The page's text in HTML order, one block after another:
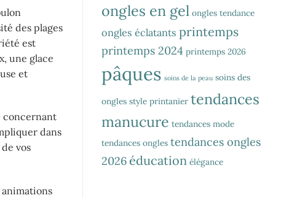
des plages
est
une glace
et
concernant
dans
vos
ongles en gel ongles tendance
ongles éclatants printemps
printemps 2024 printemps 2026
pâques soins de la peau soins des
ongles style printanier tendances
manucure tendances mode
tendances ongles tendances ongles
2026 éducation élégance